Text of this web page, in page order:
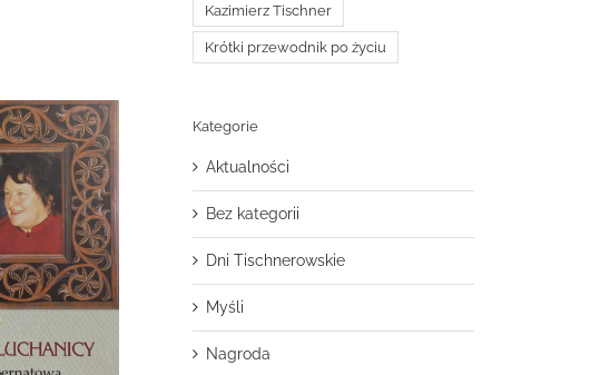
Kazimierz Tischner
Krótki przewodnik po życiu
Kategorie
Aktualności
Bez kategorii
Dni Tischnerowskie
Myśli
Nagroda